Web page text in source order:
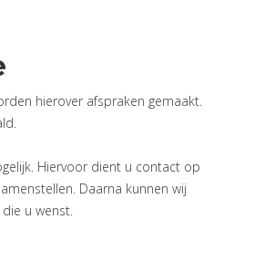
hierover afspraken gemaakt.
Hiervoor dient u contact op
Daarna kunnen wij
u wenst.